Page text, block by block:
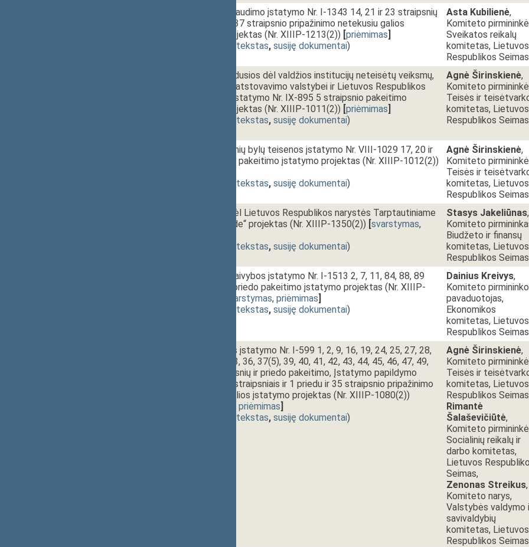
Sveikatos draudimo įstatymo Nr. I-1343 14, 21 ir 23 straipsnių
pakeitimo ir 37 straipsnio pripažinimo netekusiu galios
įstatymo projektas (Nr. XIIIP-1213(2)) [priėmimas]
dokumento tekstas, susiję dokumentai)
Asta Kubilienė,
Komiteto
Sveikatos reikalų
komitetas, Lietuvos
Respublikos Seimas
Žalos, atsiradusios dėl valdžios institucijų neteisėtų veiksmų,
atlyginimo ir atstovavimo valstybei ir Lietuvos Respublikos
Vyriausybei įstatymo Nr. IX-895 5 straipsnio pakeitimo
įstatymo projektas (Nr. XIIIP-1011(2)) [priėmimas]
dokumento tekstas, susiję dokumentai)
Agnė Širinskienė,
Komiteto
Teisės ir
komitetas, Lietuvos
Respublikos Seimas
Administracinių bylų teisenos įstatymo Nr. VIII-1029 17, 20 ir
31 straipsnių pakeitimo įstatymo projektas (Nr. XIIIP-1012(2))
dokumento tekstas, susiję dokumentai)
Agnė Širinskienė,
Komiteto
Teisės ir
komitetas, Lietuvos
Respublikos Seimas
Įstatymo „Dėl Lietuvos Respublikos narystės Tarptautiniame
valiutos fonde“ projektas (Nr. XIIIP-1350(2)) [svarstymas,
dokumento tekstas, susiję dokumentai)
Stasys Jakeliūnas,
Komiteto
Biudžeto ir finansų
komitetas, Lietuvos
Respublikos Seimas
Prekybinės laivybos įstatymo Nr. I-1513 2, 7, 11, 84, 88, 89
straipsnių ir priedo pakeitimo įstatymo projektas (Nr. XIIIP-
svarstymas, priėmimas]
dokumento tekstas, susiję dokumentai)
Dainius Kreivys,
Komiteto pirmininko
pavaduotojas,
Ekonomikos
komitetas, Lietuvos
Respublikos Seimas
Prokuratūros įstatymo Nr. I-599 1, 2, 9, 16, 19, 24, 25, 27, 28,
29, 31, 32, 33, 36, 37(5), 39, 40, 41, 42, 43, 44, 45, 46, 47, 49,
50, 52 straipsnių ir priedo pakeitimo, Įstatymo papildymo
16(1), 37(7) straipsniais ir 1 priedu ir 35 straipsnio pripažinimo
netekusiu galios įstatymo projektas (Nr. XIIIP-1080(2))
priėmimas]
dokumento tekstas, susiję dokumentai)
Agnė Širinskienė,
Komiteto
Teisės ir
komitetas, Lietuvos
Respublikos
Rimantė
Šalaševičiūtė,
Komiteto
Socialinių reikalų ir
darbo komitetas,
Lietuvos
Seimas,
Zenonas Streikus,
Komiteto narys,
Valstybės valdymo
savivaldybių
komitetas, Lietuvos
Respublikos Seimas